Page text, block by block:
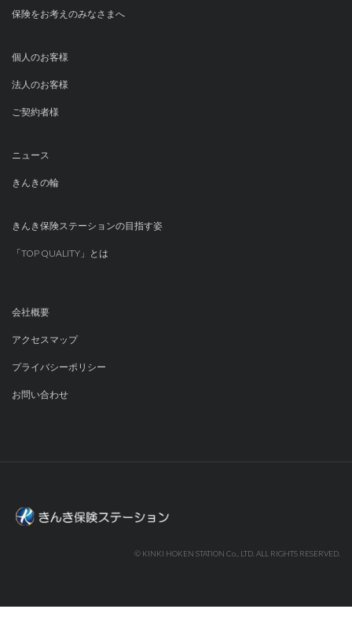
保険をお考えのみなさまへ
個人のお客様
法人のお客様
ご契約者様
ニュース
きんきの輪
きんき保険ステーションの目指す姿
「TOP QUALITY」とは
会社概要
アクセスマップ
プライバシーポリシー
お問い合わせ
© KINKI HOKEN STATION Co., LTD. ALL RIGHTS RESERVED.